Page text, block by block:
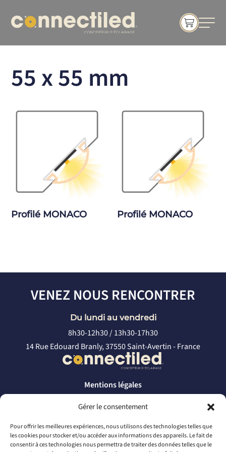
Gérer le consentement
Pour offrir les meilleures expériences, nous utilisons des technologies telles que
les cookies pour stocker et/ou accéder aux informations des appareils. Le fait de
consentir à ces technologies nous permettra de traiter des données telles que le
55 x 55 mm
Profilé MONACO Profilé MONACO
VENEZ NOUS RENCONTRER
Du lundi au vendredi
8h30-12h30 / 13h30-17h30
14 Rue Edouard Branly, 37550 Saint-Avertin - France
Mentions légales
Politique de confidentialité
CONTACTEZ-NOUS
par téléphone